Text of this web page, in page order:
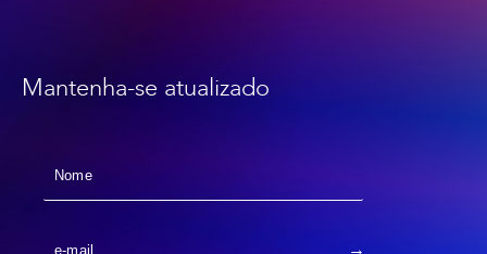
Mantenha-se atualizado